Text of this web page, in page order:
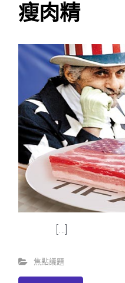
瘦肉精
焦點議題